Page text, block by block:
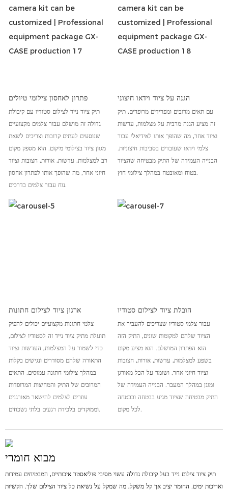
פתרון לאחסון צילומי טיולים
תיק ציוד נייד לצילום סטודיו עם קיבולת
גדולה זה מושלם עבור צלמים מקצועיים
שנוסעים לעתים קרובות וצריכים לשאת
מגוון ציוד בצילומי מיקום. הוא מספק מקום
רב למצלמות, עדשות, אורות, חצובות וציוד
חיוני אחר, מה שהופך אותו לפתרון אחסון
נוח עבור צלמים בדרכים.
הגנה על ציוד וידאו חיצוני
עם תאים מרובים ומפרידים מרופדים, תיק
זה מציע הגנה מרבית על מצלמות, עדשות
וציוד אחר, מה שהופך אותו לאידיאלי עבור
צלמי וידאו שעובדים בסביבות חיצוניות.
הבנייה העמידה של התיק מבטיחה שהציוד
בטוח ומאובטח במהלך צילומי חוץ.
ארגון ציוד לצילום חתונות
צלמי חתונות מקצועיים יכולים להפיק
תועלת מתיק ציוד נייד זה לסטודיו לצילום,
כדי לשמור על המצלמות, העדשות וציוד
התאורה שלהם מסודרים ונגישים בקלות
במהלך צילומי חתונה עמוסים. התאים
המרובים של התיק והמחיצות המרופדות
עוזרים לצלמים להישאר מאורגנים
וממוקדים בלכידת רגעים בלתי נשכחים.
הובלת ציוד לצילום סטודיו
עבור צלמי סטודיו שצריכים להעביר את
הציוד שלהם למקומות שונים, התיק הזה
הוא הפתרון המושלם. הוא מציע מקום
בשפע למצלמות, עדשות, אורות, חצובות
וציוד חיוני אחר, ושומר על הכל מאורגן
ומוגן במהלך המעבר. הבנייה העמידה של
התיק מבטיחה שציוד מגיע בבטחה ובבטחה
לכל מקום.
מבוא חומרי
תיק ציוד צילום נייד בעל קיבולת גדולה עשוי מסיבי פוליאסטר איכותיים, המבטיחים עמידות
ואריכות ימים. החומר יציב אך קל משקל, מה שמקל על נשיאת כל ציוד הצילום שלך. הקשיות